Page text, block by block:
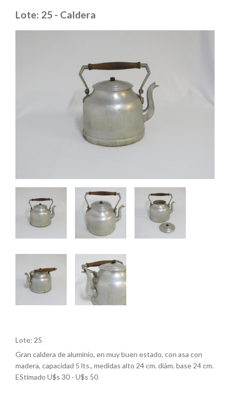
Lote: 25 - Caldera
Lote: 25
Gran caldera de aluminio, en muy buen estado, con asa con
madera, capacidad 5 lts., medidas alto 24 cm. diám. base 24 cm.
EStimado U$s 30 - U$s 50